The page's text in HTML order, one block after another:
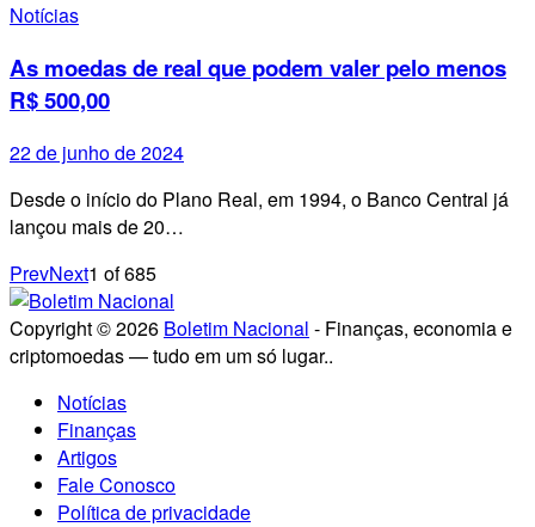
Notícias
As moedas de real que podem valer pelo menos
R$ 500,00
22 de junho de 2024
Desde o início do Plano Real, em 1994, o Banco Central já
lançou mais de 20…
PrevNext1 of685
Copyright © 2026 Boletim Nacional - Finanças, economia e
criptomoedas — tudo em um só lugar..
Notícias
Finanças
Artigos
Fale Conosco
Política de privacidade